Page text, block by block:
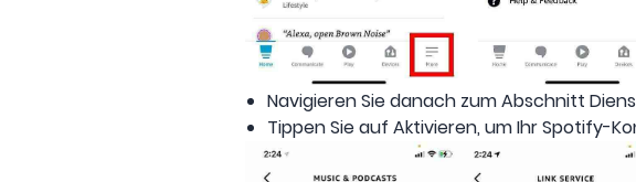
Navigieren Sie danach zum Abschnitt
Tippen Sie auf Aktivieren, um Ihr Spotify-